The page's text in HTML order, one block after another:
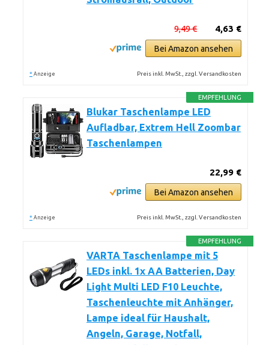
4,63 €
9,49 €
Bei Amazon ansehen
* Anzeige Preis inkl. MwSt., zzgl. Versandkosten
EMPFEHLUNG
Blukar Taschenlampe LED
Aufladbar, Extrem Hell Zoombar
Taschenlampen
22,99 €
Bei Amazon ansehen
* Anzeige Preis inkl. MwSt., zzgl. Versandkosten
EMPFEHLUNG
VARTA Taschenlampe mit 5
LEDs inkl. 1x AA Batterien, Day
Light Multi LED F10 Leuchte,
Taschenleuchte mit Anhänger,
Lampe ideal für Haushalt,
Angeln, Garage, Notfall,